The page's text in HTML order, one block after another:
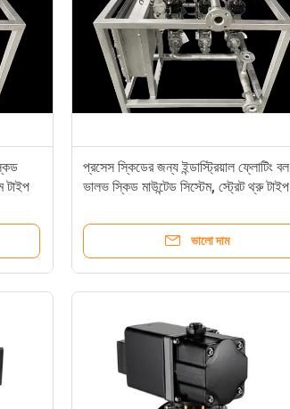
টাইপ
প্রসেস স্কিডের জন্য ইন্ডাস্ট্রিয়াল ফ্লোটিং বল
ভালভ স্কিড মাউন্টেড সিস্টেম, স্ট্রেট থ্রু টাইপ
ভালো দাম